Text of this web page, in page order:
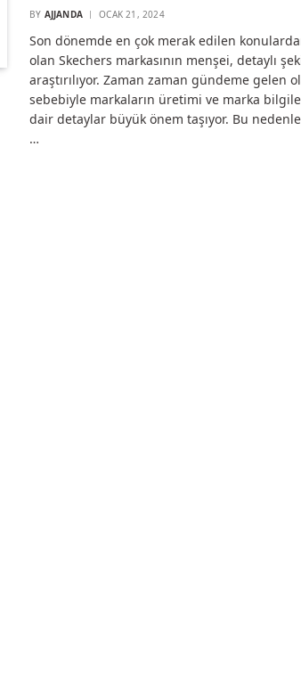
BY AJJANDA OCAK 21, 2024
Son dönemde en çok merak edilen
olan Skechers markasının menşei, detaylı
araştırılıyor. Zaman zaman gündeme gelen
sebebiyle markaların üretimi ve marka
dair detaylar büyük önem taşıyor. Bu
…